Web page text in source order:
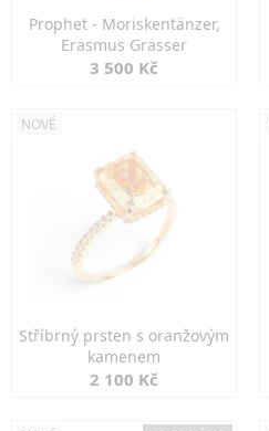
Prophet - Moriskentänzer,
Erasmus Grasser
3 500 Kč
NOVÉ
Stříbrný prsten s oranžovým
kamenem
2 100 Kč